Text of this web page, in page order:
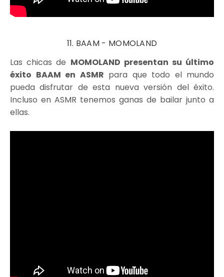
11. BAAM - MOMOLAND
Las chicas de MOMOLAND presentan su último
éxito BAAM en ASMR para que todo el mundo
pueda disfrutar de esta nueva versión del éxito.
Incluso en ASMR tenemos ganas de bailar junto a
ellas.